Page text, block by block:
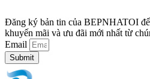
Đăng ký bản tin của BEPNHATOI
khuyến mãi và ưu đãi mới nhất từ
Email
Submit